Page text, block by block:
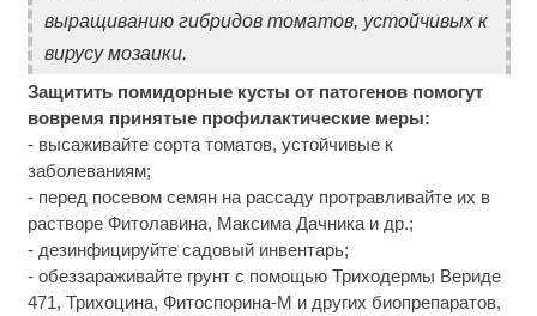
выращиванию гибридов томатов, устойчивых к
вирусу мозаики.
Защитить помидорные кусты от патогенов помогут
вовремя принятые профилактические меры:
- высаживайте сорта томатов, устойчивые к
заболеваниям;
- перед посевом семян на рассаду протравливайте их в
растворе Фитолавина, Максима Дачника и др.;
- дезинфицируйте садовый инвентарь;
- обеззараживайте грунт с помощью Триходермы Вериде
471, Трихоцина, Фитоспорина-М и других биопрепаратов,